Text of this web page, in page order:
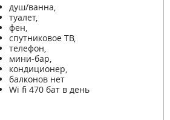
душ/ванна,
туалет,
фен,
спутниковое ТВ,
телефон,
мини-бар,
кондиционер,
балконов нет
Wi fi 470 бат в день